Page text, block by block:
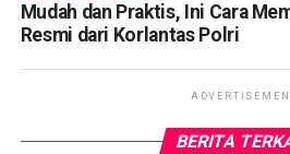
Mudah dan Praktis, Ini Cara
Resmi dari Korlantas Polri
BERITA